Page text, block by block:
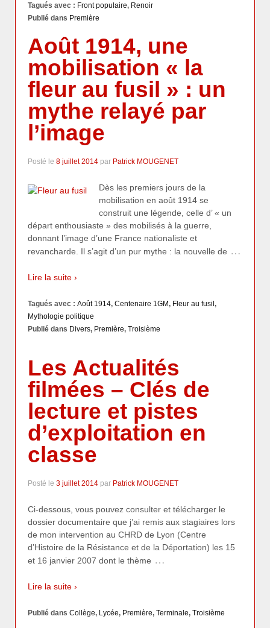
Tagués avec : Front populaire, Renoir
Publié dans Première
Août 1914, une
mobilisation « la
fleur au fusil » : un
mythe relayé par
l’image
Posté le 8 juillet 2014 par Patrick MOUGENET
Dès les premiers jours de la
mobilisation en août 1914 se
construit une légende, celle d’ « un
départ enthousiaste » des mobilisés à la guerre,
donnant l’image d’une France nationaliste et
revancharde. Il s’agit d’un pur mythe : la nouvelle de …
Lire la suite ›
Tagués avec : Août 1914, Centenaire 1GM, Fleur au fusil,
Mythologie politique
Publié dans Divers, Première, Troisième
Les Actualités
filmées – Clés de
lecture et pistes
d’exploitation en
classe
Posté le 3 juillet 2014 par Patrick MOUGENET
Ci-dessous, vous pouvez consulter et télécharger le
dossier documentaire que j’ai remis aux stagiaires lors
de mon intervention au CHRD de Lyon (Centre
d’Histoire de la Résistance et de la Déportation) les 15
et 16 janvier 2007 dont le thème …
Lire la suite ›
Publié dans Collège, Lycée, Première, Terminale, Troisième